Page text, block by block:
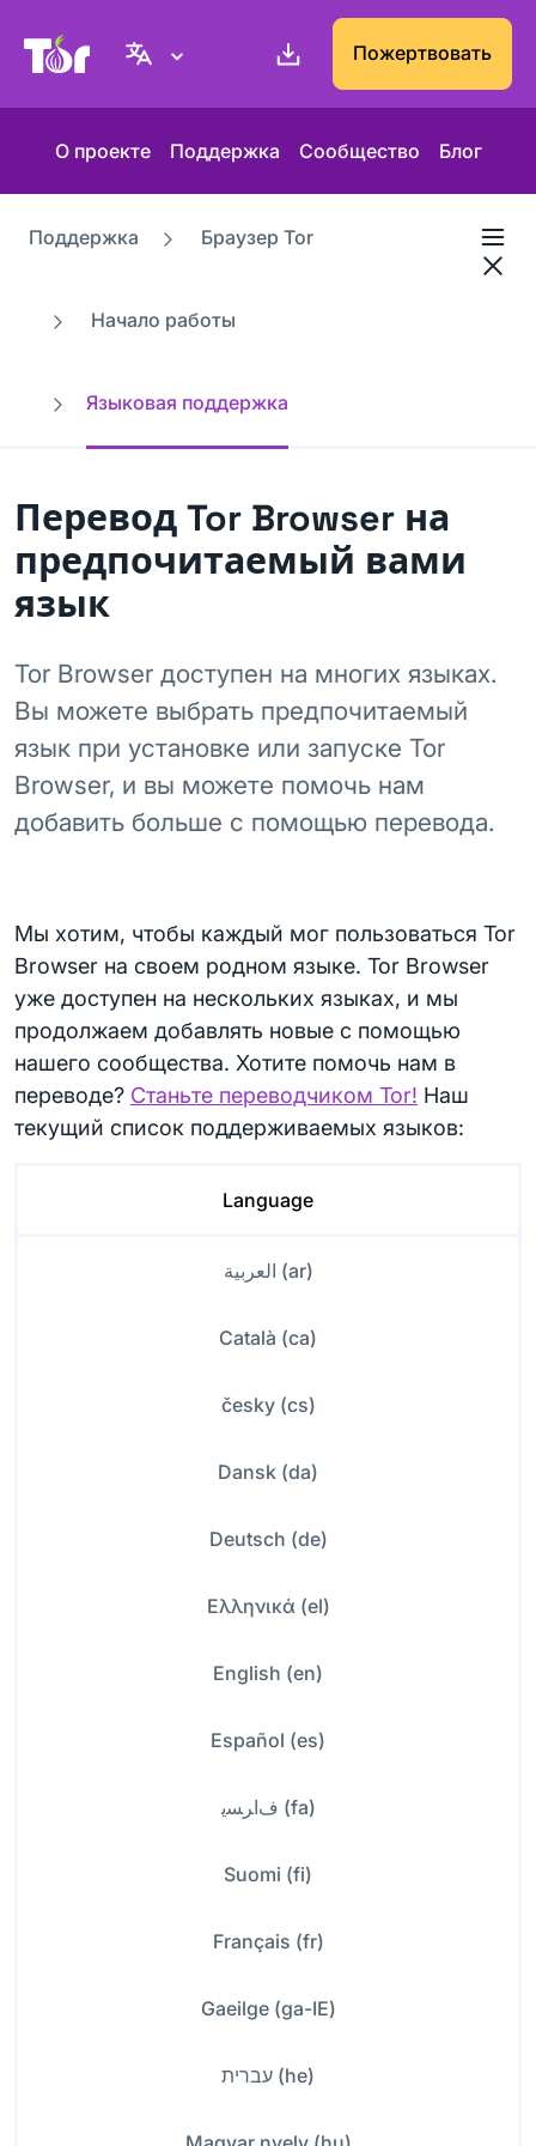
Веб-сайт Проекта Tor Пожертвовать
О проекте Поддержка Сообщество Блог
Поддержка Браузер Tor
Начало работы
Языковая поддержка
Перевод Tor Browser на
предпочитаемый вами
язык
Tor Browser доступен на многих языках.
Вы можете выбрать предпочитаемый
язык при установке или запуске Tor
Browser, и вы можете помочь нам
добавить больше с помощью перевода.
Мы хотим, чтобы каждый мог пользоваться Tor
Browser на своем родном языке. Tor Browser
уже доступен на нескольких языках, и мы
продолжаем добавлять новые с помощью
нашего сообщества. Хотите помочь нам в
переводе? Станьте переводчиком Tor! Наш
текущий список поддерживаемых языков:
Language
العربية (ar)
Català (ca)
česky (cs)
Dansk (da)
Deutsch (de)
Ελληνικά (el)
English (en)
Español (es)
ﻑﺍﺮﺴﯾ (fa)
Suomi (fi)
Français (fr)
Gaeilge (ga-IE)
עברית (he)